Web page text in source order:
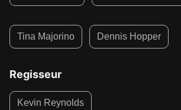
Tina Majorino Dennis Hopper
Regisseur
Kevin Reynolds